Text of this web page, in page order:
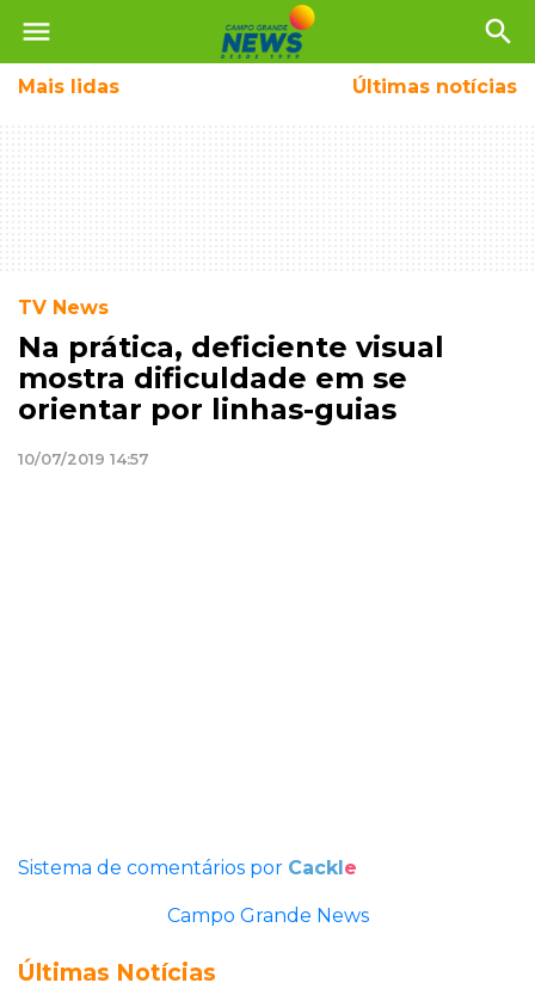
menu search
Mais lidas Últimas notícias
TV News
Na prática, deficiente visual
mostra dificuldade em se
orientar por linhas-guias
10/07/2019 14:57
Sistema de comentários por Cackle
Campo Grande News
Últimas Notícias